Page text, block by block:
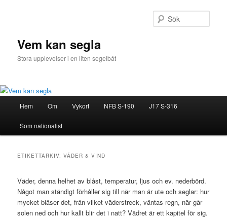
Vem kan segla
Stora upplevelser i en liten segelbåt
Hem Om Vykort NFB S-190 J17 S-316
Som nationalist
ETIKETTARKIV:VÄDER & VIND
Väder, denna helhet av blåst, temperatur, ljus och ev. nederbörd.
Något man ständigt förhåller sig till när man är ute och seglar: hur
mycket blåser det, från vilket väderstreck, väntas regn, när går
solen ned och hur kallt blir det i natt? Vädret är ett kapitel för sig.